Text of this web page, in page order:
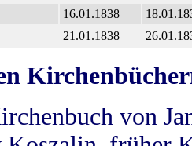
16.01.1838
21.01.1838
von